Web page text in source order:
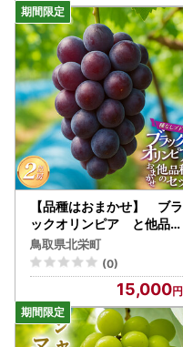
【品種はおまかせ】 ブラ
ックオリンピア と他品種
のセット（種なし） 1kg以
上 ※2026年8月下旬頃
より順次発送予定 | ぶど
鳥取県北栄町
(0)
15,000